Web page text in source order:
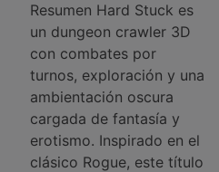
Resumen Hard Stuck es
un dungeon crawler 3D
con combates por
turnos, exploración y una
ambientación oscura
cargada de fantasía y
erotismo. Inspirado en el
clásico Rogue, este título